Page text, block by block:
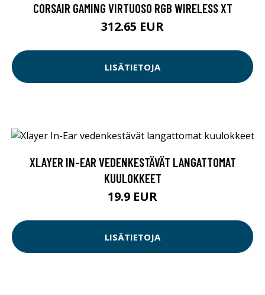
CORSAIR GAMING VIRTUOSO RGB WIRELESS XT
312.65 EUR
LISÄTIETOJA
XLAYER IN-EAR VEDENKESTÄVÄT LANGATTOMAT
KUULOKKEET
19.9 EUR
LISÄTIETOJA